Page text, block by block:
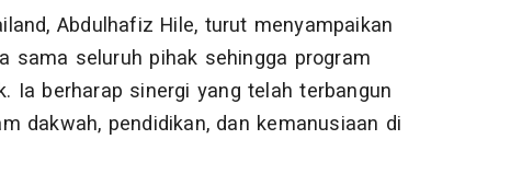
Abdulhafiz Hile, turut menyampaikan
sama seluruh pihak sehingga program
Ia berharap sinergi yang telah terbangun
dakwah, pendidikan, dan kemanusiaan di